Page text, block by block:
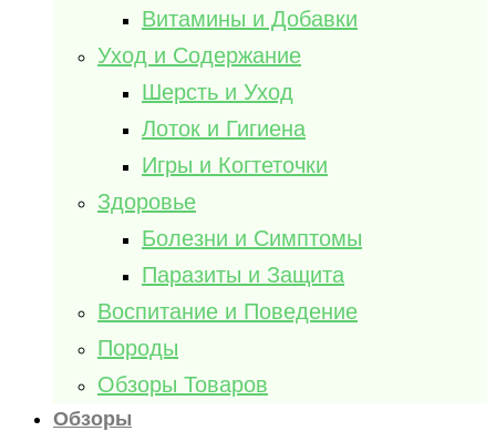
Витамины и Добавки
Уход и Содержание
Шерсть и Уход
Лоток и Гигиена
Игры и Когтеточки
Здоровье
Болезни и Симптомы
Паразиты и Защита
Воспитание и Поведение
Породы
Обзоры Товаров
Обзоры